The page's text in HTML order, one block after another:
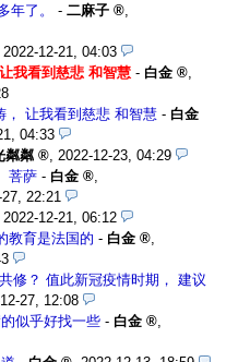
年了。
- 二麻子
2022-12-21, 04:03
我看到慈悲 和智慧 - 白金
， 让我看到慈悲 和智慧 - 白金
04:33
粼粼
2022-12-23, 04:29
菩萨 - 白金
22:21
2022-12-21, 06:12
教育是法国的 - 白金
修？ 值此新冠疫情时期， 建议
27, 12:08
似乎好找一些 - 白金